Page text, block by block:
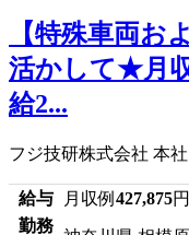
【特殊車両お
活かして★月
給2...
フジ技研株式会社 本社
給与 月収例 427,875円
勤務